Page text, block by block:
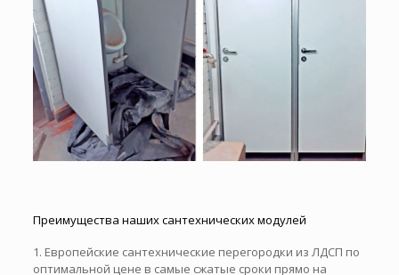
Преимущества наших сантехнических модулей
1. Европейские сантехнические перегородки из ЛДСП по
оптимальной цене в самые сжатые сроки прямо на